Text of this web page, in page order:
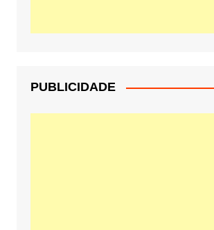
PUBLICIDADE